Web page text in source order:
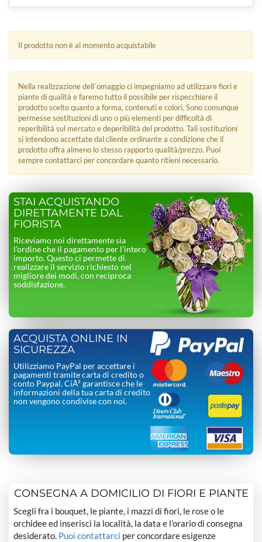
Il prodotto non è al momento acquistabile
Nella realizzazione dell´omaggio ci impegniamo ad utilizzare fiori e
piante di qualità e faremo tutto il possibile per rispecchiare il
prodotto scelto quanto a forma, contenuti e colori. Sono comunque
permesse sostituzioni di uno o più elementi per difficoltà di
reperibilità sul mercato e deperibilità del prodotto. Tali sostituzioni
si intendono accettate dal cliente ordinante a condizione che il
prodotto offra almeno lo stesso rapporto qualità/prezzo. Puoi
sempre contattarci per concordare quanto ritieni necessario.
STAI ACQUISTANDO
DIRETTAMENTE DAL
FIORISTA
Riceviamo noi direttamente sia
l’ordine che il pagamento per l’intero
importo. Questo ci permette di
realizzare il servizio richiesto nel
migliore dei modi, con reciproca
soddisfazione.
ACQUISTA ONLINE IN
SICUREZZA
Utilizziamo PayPal per accettare i
pagamenti tramite carta di credito o
conto Paypal. CiÃ² garantisce che le
informazioni della tua carta di credito
non vengono condivise con noi.
CONSEGNA A DOMICILIO DI FIORI E PIANTE
Scegli fra i bouquet, le piante, i mazzi di fiori, le rose o le
orchidee ed inserisci la località, la data e l’orario di consegna
desiderato. Puoi contattarci per concordare esigenze